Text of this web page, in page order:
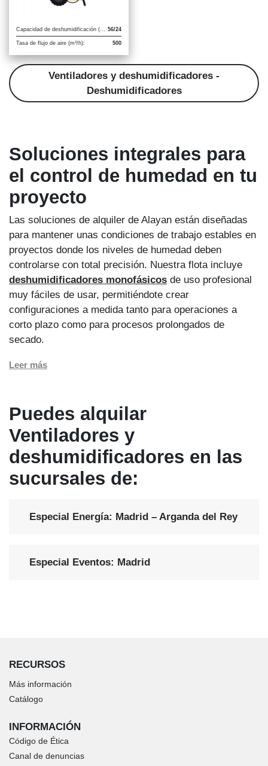
56/24
Tasa de flujo de aire (m³/h): 500
Ventiladores y deshumidificadores -
Deshumidificadores
Soluciones integrales para
el control de humedad en tu
proyecto
Las soluciones de alquiler de Alayan están diseñadas
para mantener unas condiciones de trabajo estables en
proyectos donde los niveles de humedad deben
controlarse con total precisión. Nuestra flota incluye
deshumidificadores monofásicos de uso profesional
muy fáciles de usar, permitiéndote crear
configuraciones a medida tanto para operaciones a
corto plazo como para procesos prolongados de
secado.
Leer más
Puedes alquilar
Ventiladores y
deshumidificadores en las
sucursales de:
Especial Energía: Madrid – Arganda del Rey
Especial Eventos: Madrid
RECURSOS
Más información
Catálogo
INFORMACIÓN
Código de Ética
Canal de denuncias